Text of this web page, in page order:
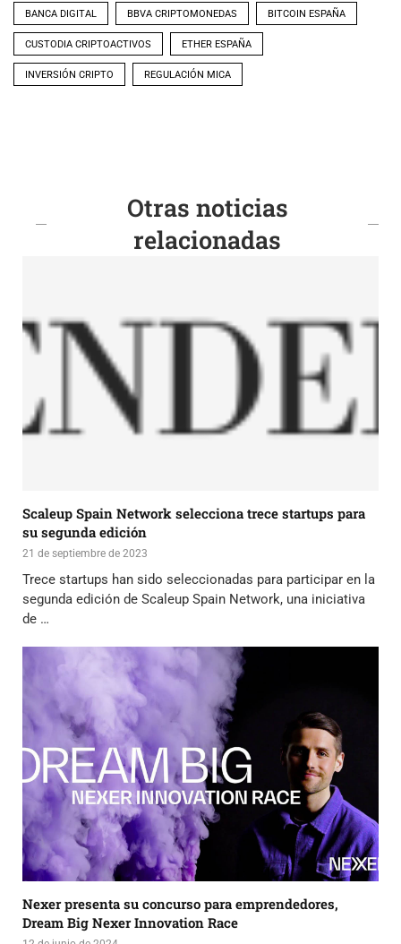
BANCA DIGITAL BBVA CRIPTOMONEDAS BITCOIN ESPAÑA
CUSTODIA CRIPTOACTIVOS ETHER ESPAÑA
INVERSIÓN CRIPTO REGULACIÓN MICA
Otras noticias
relacionadas
Scaleup Spain Network selecciona trece startups para
su segunda edición
21 de septiembre de 2023
Trece startups han sido seleccionadas para participar en la
segunda edición de Scaleup Spain Network, una iniciativa
de …
Nexer presenta su concurso para emprendedores,
Dream Big Nexer Innovation Race